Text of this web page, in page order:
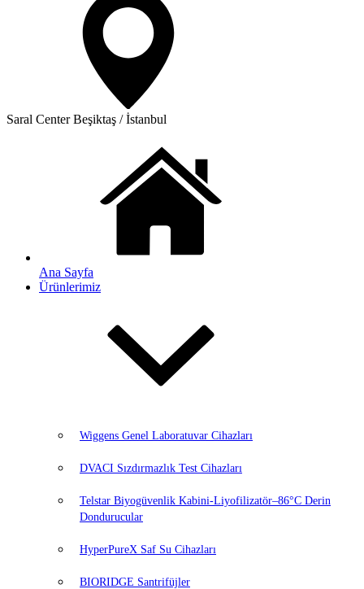
Saral CenterBeşiktaş / İstanbul
Ana Sayfa
Ürünlerimiz
Wiggens Genel Laboratuvar Cihazları
DVACI Sızdırmazlık Test Cihazları
Telstar Biyogüvenlik Kabini-Liyofilizatör–86°C Derin
Dondurucular
HyperPureX Saf Su Cihazları
BIORIDGE Santrifüjler